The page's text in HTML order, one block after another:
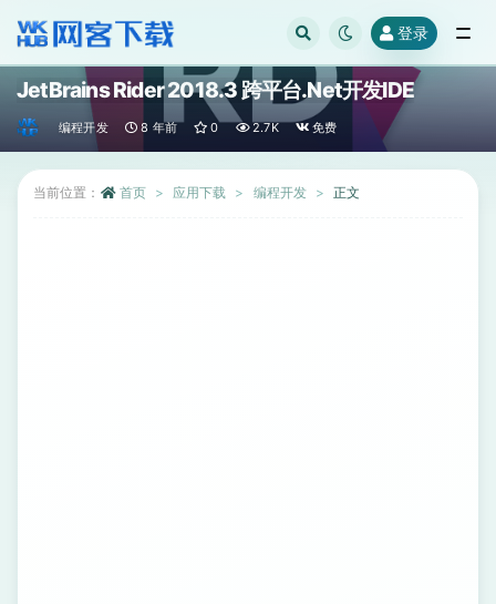
登录
JetBrains Rider 2018.3 跨平台.Net开发IDE
编程开发 8 年前 0 2.7K 免费
当前位置： 首页 应用下载 编程开发 正文
全部